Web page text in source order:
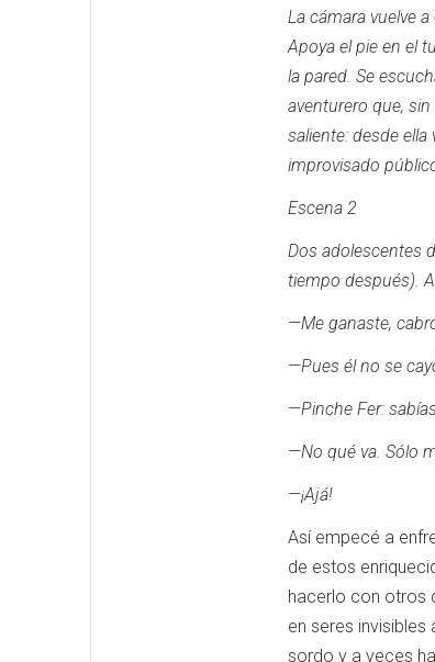
La cámara vuelve
Apoya el pie en el
la pared. Se
aventurero que,
saliente: desde
improvisado
Escena 2
Dos adolescentes
tiempo después).
—Me ganaste,
—Pues él no se
—Pinche Fer:
—No qué va. Sólo
—¡Ajá!
Así empecé a
de estos
hacerlo con otros
en seres
sordo y a veces